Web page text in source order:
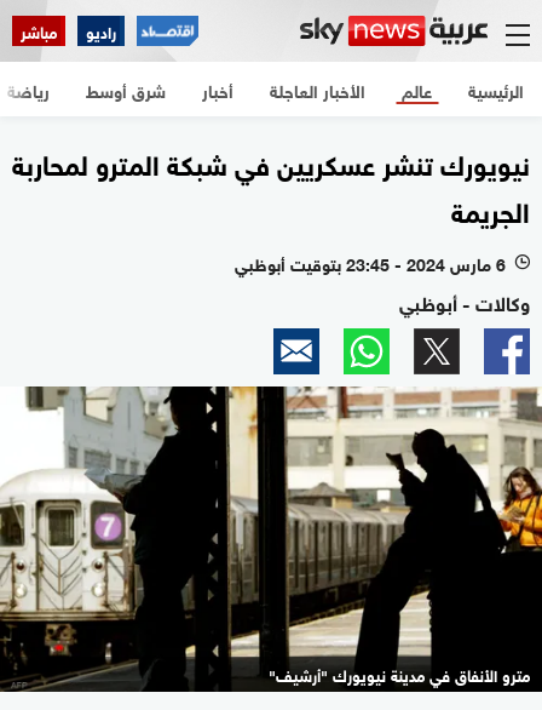
راديو مباشر
الرئيسية الأخبار العاجلة أخبار شرق أوسط عالم رياضة
نيويورك تنشر عسكريين في شبكة المترو لمحاربة
الجريمة
l 6 مارس 2024 - 23:45 بتوقيت أبوظبي
وكالات - أبوظبي
مترو الأنفاق في مدينة نيويورك "أرشيف"